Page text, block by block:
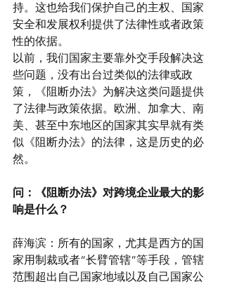
持。这也给我们保护自己的主权、国家
安全和发展权利提供了法律性或者政策
性的依据。
以前，我们国家主要靠外交手段解决这
些问题，没有出台过类似的法律或政
策，《阻断办法》为解决这类问题提供
了法律与政策依据。欧洲、加拿大、南
美、甚至中东地区的国家其实早就有类
似《阻断办法》的法律，这是历史的必
然。
问：《阻断办法》对跨境企业最大的影
响是什么？
薛海滨：所有的国家，尤其是西方的国
家用制裁或者“长臂管辖”等手段，管辖
范围超出自己国家地域以及自己国家公